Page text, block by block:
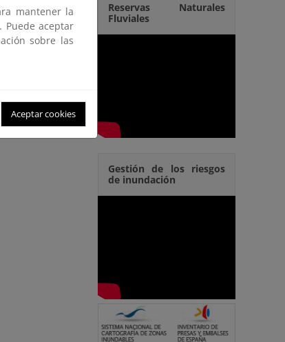
Reservas Naturales
Fluviales
Gestión de los riesgos
de inundación
mantener la
Puede aceptar
sobre las
Aceptar cookies